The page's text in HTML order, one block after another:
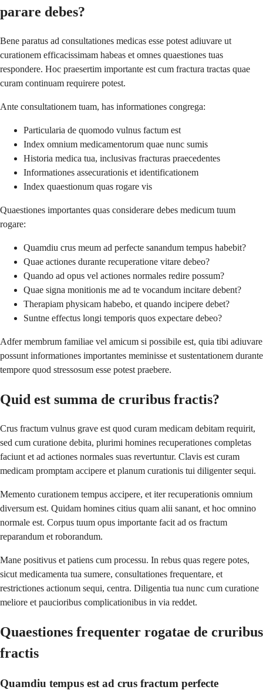
parare debes?
Bene paratus ad consultationes medicas esse potest adiuvare ut
curationem efficacissimam habeas et omnes quaestiones tuas
respondere. Hoc praesertim importante est cum fractura tractas quae
curam continuam requirere potest.
Ante consultationem tuam, has informationes congrega:
Particularia de quomodo vulnus factum est
Index omnium medicamentorum quae nunc sumis
Historia medica tua, inclusivas fracturas praecedentes
Informationes assecurationis et identificationem
Index quaestionum quas rogare vis
Quaestiones importantes quas considerare debes medicum tuum
rogare:
Quamdiu crus meum ad perfecte sanandum tempus habebit?
Quae actiones durante recuperatione vitare debeo?
Quando ad opus vel actiones normales redire possum?
Quae signa monitionis me ad te vocandum incitare debent?
Therapiam physicam habebo, et quando incipere debet?
Suntne effectus longi temporis quos expectare debeo?
Adfer membrum familiae vel amicum si possibile est, quia tibi adiuvare
possunt informationes importantes meminisse et sustentationem durante
tempore quod stressosum esse potest praebere.
Quid est summa de cruribus fractis?
Crus fractum vulnus grave est quod curam medicam debitam requirit,
sed cum curatione debita, plurimi homines recuperationes completas
faciunt et ad actiones normales suas revertuntur. Clavis est curam
medicam promptam accipere et planum curationis tui diligenter sequi.
Memento curationem tempus accipere, et iter recuperationis omnium
diversum est. Quidam homines citius quam alii sanant, et hoc omnino
normale est. Corpus tuum opus importante facit ad os fractum
reparandum et roborandum.
Mane positivus et patiens cum processu. In rebus quas regere potes,
sicut medicamenta tua sumere, consultationes frequentare, et
restrictiones actionum sequi, centra. Diligentia tua nunc cum curatione
meliore et paucioribus complicationibus in via reddet.
Quaestiones frequenter rogatae de cruribus
fractis
Quamdiu tempus est ad crus fractum perfecte